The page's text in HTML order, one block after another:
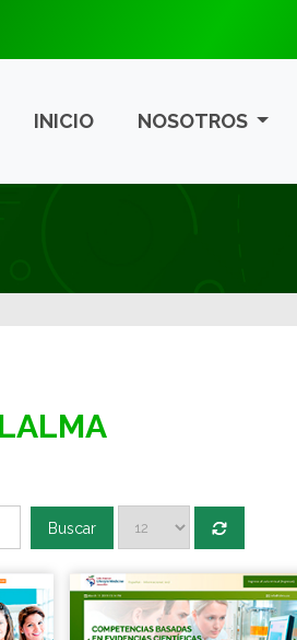
INICIO NOSOTROS
Buscar